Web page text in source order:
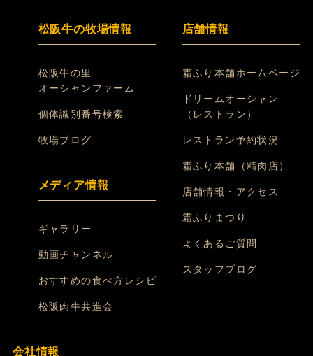
松阪牛の牧場情報
松阪牛の里
オーシャンファーム
個体識別番号検索
牧場ブログ
メディア情報
ギャラリー
動画チャンネル
おすすめの食べ方レシピ
松阪肉牛共進会
店舗情報
霜ふり本舗ホームページ
ドリームオーシャン
（レストラン）
レストラン予約状況
霜ふり本舗（精肉店）
店舗情報・アクセス
霜ふりまつり
よくあるご質問
スタッフブログ
会社情報